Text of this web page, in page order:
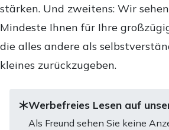
stärken. Und zweitens: Wir
Mindeste Ihnen für Ihre
die alles andere als
kleines zurückzugeben.
Werbefreies Lesen auf
Als Freund sehen Sie keine